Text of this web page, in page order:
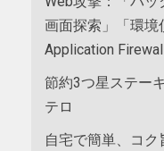
画面探索」「環境
Application
節約3つ星ステー
テロ
自宅で簡単、コ